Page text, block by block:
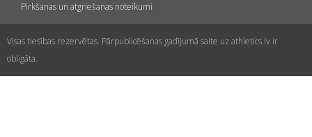
Pirkšanas un atgriešanas noteikumi
Visas tiesības rezervētas. Pārpublicēšanas gadījumā saite uz athletics.lv ir
obligāta.